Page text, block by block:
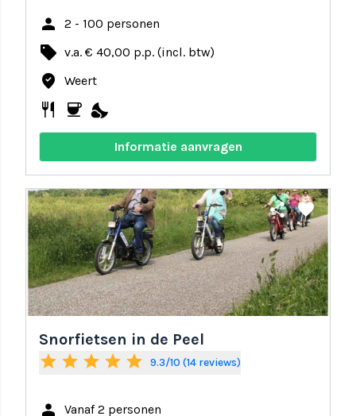
person 2 - 100 personen
local_offer v.a. € 40,00 p.p. (incl. btw)
where_to_vote Weert
restaurant coffee nights_stay
Informatie aanvragen
share favorite
Snorfietsen in de Peel
star star star star star 9.3/10 (14 reviews)
person Vanaf 2 personen